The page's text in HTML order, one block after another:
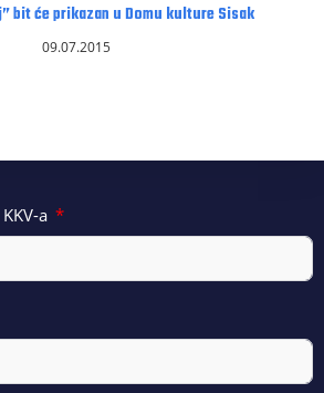
bit će prikazan u Domu kulture Sisak
09.07.2015
a